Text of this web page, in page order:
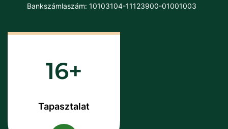
Bankszámlaszám: 10103104-11123900-01001003
16
Tapasztalat